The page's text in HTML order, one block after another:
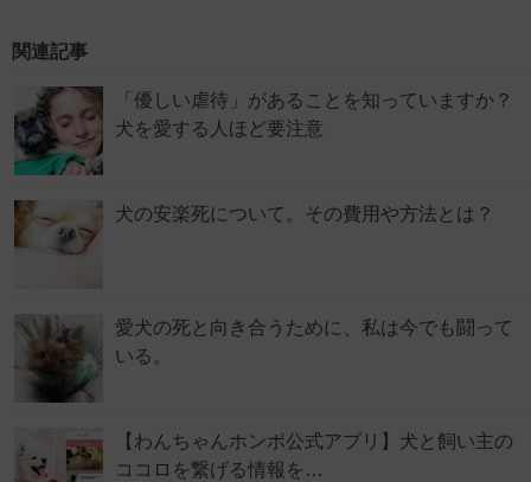
関連記事
「優しい虐待」があることを知っていますか？
犬を愛する人ほど要注意
犬の安楽死について。その費用や方法とは？
愛犬の死と向き合うために、私は今でも闘って
いる。
【わんちゃんホンポ公式アプリ】犬と飼い主の
ココロを繋げる情報を…